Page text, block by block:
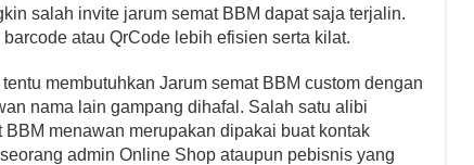
salah invite jarum semat BBM dapat saja terjalin.
atau QrCode lebih efisien serta kilat.
membutuhkan Jarum semat BBM custom dengan
nama lain gampang dihafal. Salah satu alibi
BBM menawan merupakan dipakai buat kontak
admin Online Shop ataupun pebisnis yang